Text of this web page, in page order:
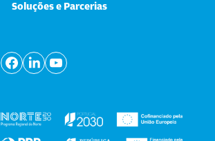
Soluções e Parcerias